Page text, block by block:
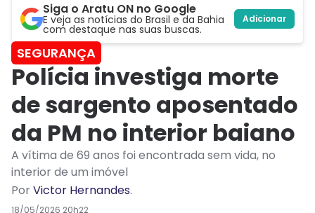
Siga o Aratu ON no Google
E veja as notícias do Brasil e da Bahia
com destaque nas suas buscas.
Adicionar
SEGURANÇA
Polícia investiga morte
de sargento aposentado
da PM no interior baiano
A vítima de 69 anos foi encontrada sem vida, no
interior de um imóvel
PorVictor Hernandes.
18/05/2026 20h22